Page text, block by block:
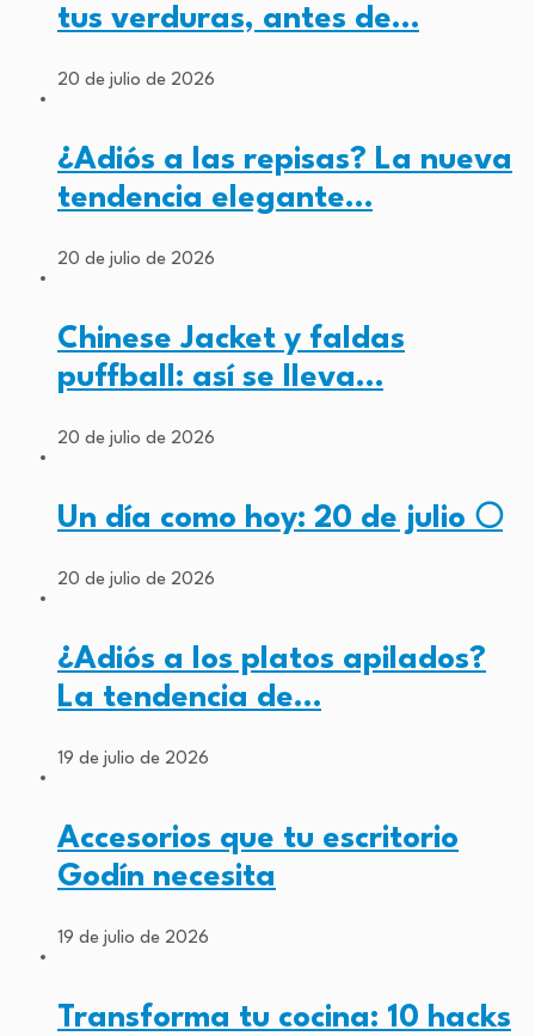
tus verduras, antes de…
20 de julio de 2026
¿Adiós a las repisas? La nueva
tendencia elegante…
20 de julio de 2026
Chinese Jacket y faldas
puffball: así se lleva…
20 de julio de 2026
Un día como hoy: 20 de julio 🌕
20 de julio de 2026
¿Adiós a los platos apilados?
La tendencia de…
19 de julio de 2026
Accesorios que tu escritorio
Godín necesita
19 de julio de 2026
Transforma tu cocina: 10 hacks